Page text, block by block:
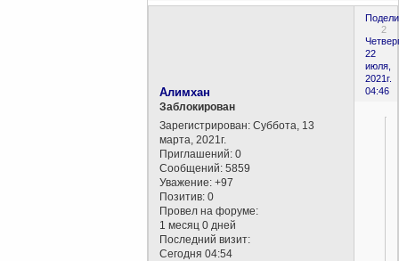
2
22
июля,
2021г.
04:46
Алимхан
Заблокирован
Зарегистрирован: Суббота, 13
марта, 2021г.
Приглашений: 0
Сообщений: 5859
Уважение: +97
Позитив: 0
Провел на форуме:
1 месяц 0 дней
Последний визит:
Сегодня 04:54